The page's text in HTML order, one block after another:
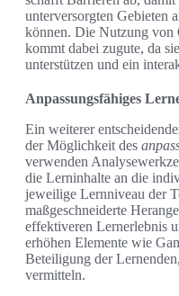
unterversorgten Gebieten
können. Die Nutzung von
kommt dabei zugute, da
unterstützen und ein
Anpassungsfähiges
Ein weiterer
der Möglichkeit des
verwenden
die Lerninhalte an die
jeweilige Lernniveau der
maßgeschneiderte
effektiveren Lernerlebnis
erhöhen Elemente wie
Beteiligung der
vermitteln.